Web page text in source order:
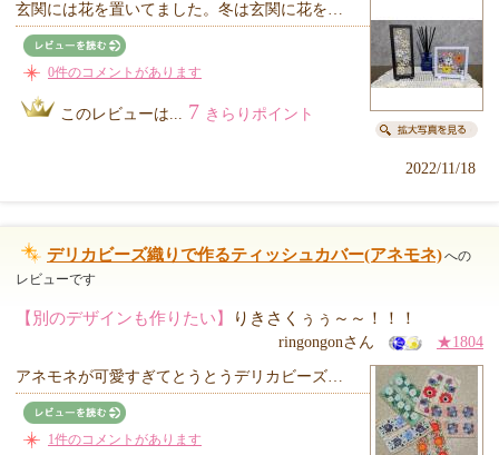
玄関には花を置いてました。冬は玄関に花を…
0件のコメントがあります
このレビューは... 7 きらりポイント
2022/11/18
デリカビーズ織りで作るティッシュカバー(アネモネ)への
レビューです
【別のデザインも作りたい】 りきさくぅぅ～～！！！
ringongonさん ★1804
アネモネが可愛すぎてとうとうデリカビーズ…
1件のコメントがあります